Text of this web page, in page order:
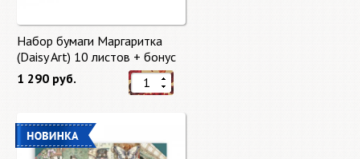
Набор бумаги Маргаритка
(Daisy Art) 10 листов + бонус
от Stamperia
1 290 руб.